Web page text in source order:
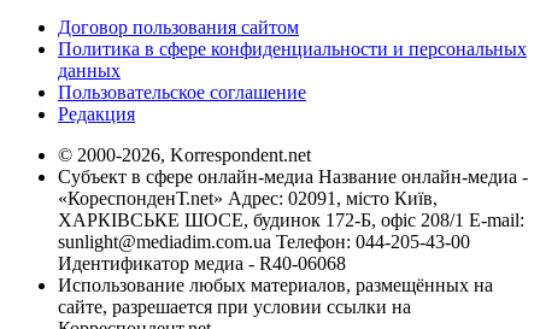
Договор пользования сайтом
Политика в сфере конфиденциальности и персональных
данных
Пользовательское соглашение
Редакция
© 2000-2026, Korrespondent.net
Субъект в сфере онлайн-медиа Название онлайн-медиа -
«КореспонденТ.net» Адрес: 02091, місто Київ,
ХАРКІВСЬКЕ ШОСЕ, будинок 172-Б, офіс 208/1 E-mail:
sunlight@mediadim.com.ua Телефон: 044-205-43-00
Идентификатор медиа - R40-06068
Использование любых материалов, размещённых на
сайте, разрешается при условии ссылки на